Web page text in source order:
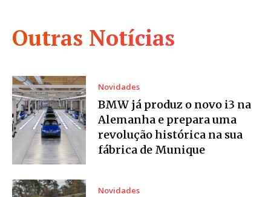
Outras Notícias
Novidades
BMW já produz o novo i3 na
Alemanha e prepara uma
revolução histórica na sua
fábrica de Munique
Novidades